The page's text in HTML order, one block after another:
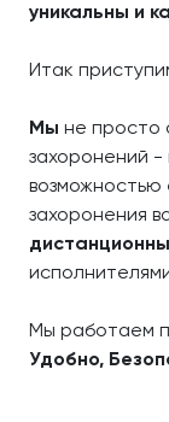
уникальны и
Итак
Мы не просто
захоронений -
возможностью
захоронения
Мы работаем
Удобно,